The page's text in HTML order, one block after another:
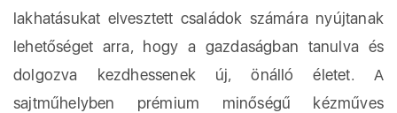
lakhatásukat elvesztett családok számára nyújtanak
lehetőséget arra, hogy a gazdaságban tanulva és
dolgozva kezdhessenek új, önálló életet. A
sajtműhelyben prémium minőségű kézműves